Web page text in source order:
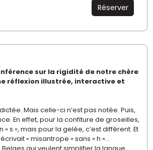
Réserver
sur la rigidité de notre chère
réflexion illustrée, interactive et
Mais celle-ci n’est pas notée. Puis,
En effet, pour la confiture de groseilles,
s », mais pour la gelée, c’est différent. Et
« misantrope » sans « h »…
qui veulent simplifier la langue